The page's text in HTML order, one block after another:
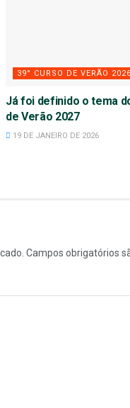
39° CURSO DE VERÃO 2026
Já foi definido o tema
de Verão 2027
19 DE JANEIRO DE 2026
Campos obrigatórios